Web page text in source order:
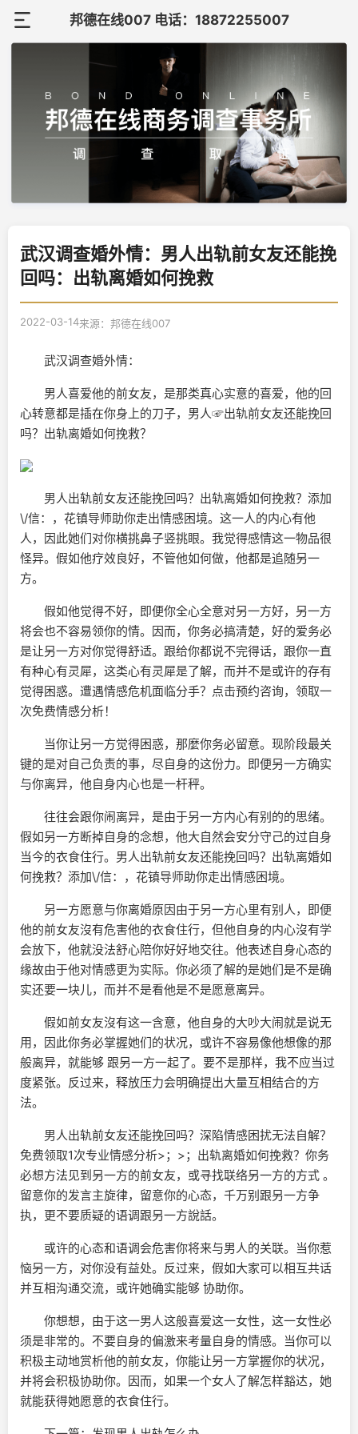
邦德在线007 电话：18872255007
查
武汉调查婚外情：男人出轨前女友还能挽
回吗：出轨离婚如何挽救
2022-03-14来源：邦德在线007
武汉调查婚外情：
男人喜爱他的前女友，是那类真心实意的喜爱，他的回
心转意都是插在你身上的刀子，男人☞出轨前女友还能挽回
吗？出轨离婚如何挽救？
男人出轨前女友还能挽回吗？出轨离婚如何挽救？添加
\/信：，花镇导师助你走出情感困境。这一人的内心有他
人，因此她们对你横挑鼻子竖挑眼。我觉得感情这一物品很
怪异。假如他疗效良好，不管他如何做，他都是追随另一
方。
假如他觉得不好，即便你全心全意对另一方好，另一方
将会也不容易领你的情。因而，你务必搞清楚，好的爱务必
是让另一方对你觉得舒适。跟给你都说不完得话，跟你一直
有种心有灵犀，这类心有灵犀是了解，而并不是或许的存有
觉得困惑。遭遇情感危机面临分手？点击预约咨询，领取一
次免费情感分析！
当你让另一方觉得困惑，那麼你务必留意。现阶段最关
键的是对自己负责的事，尽自身的这份力。即便另一方确实
与你离异，他自身内心也是一杆秤。
往往会跟你闹离异，是由于另一方内心有别的的思绪。
假如另一方断掉自身的念想，他大自然会安分守己的过自身
当今的衣食住行。男人出轨前女友还能挽回吗？出轨离婚如
何挽救？添加\/信：，花镇导师助你走出情感困境。
另一方愿意与你离婚原因由于另一方心里有别人，即便
他的前女友沒有危害他的衣食住行，但他自身的内心沒有学
会放下，他就没法舒心陪你好好地交往。他表述自身心态的
缘故由于他对情感更为实际。你必须了解的是她们是不是确
实还要一块儿，而并不是看他是不是愿意离异。
假如前女友沒有这一含意，他自身的大吵大闹就是说无
用，因此你务必掌握她们的状况，或许不容易像他想像的那
般离异，就能够 跟另一方一起了。要不是那样，我不应当过
度紧张。反过来，释放压力会明确提出大量互相结合的方
法。
男人出轨前女友还能挽回吗？深陷情感困扰无法自解？
免费领取1次专业情感分析>；>；出轨离婚如何挽救？你务
必想方法见到另一方的前女友，或寻找联络另一方的方式 。
留意你的发言主旋律，留意你的心态，千万别跟另一方争
执，更不要质疑的语调跟另一方說話。
或许的心态和语调会危害你将来与男人的关联。当你惹
恼另一方，对你没有益处。反过来，假如大家可以相互共话
并互相沟通交流，或许她确实能够 协助你。
你想想，由于这一男人这般喜爱这一女性，这一女性必
须是非常的。不要自身的偏激来考量自身的情感。当你可以
积极主动地赏析他的前女友，你能让另一方掌握你的状况，
并将会积极协助你。因而，如果一个女人了解怎样豁达，她
就能获得她愿意的衣食住行。